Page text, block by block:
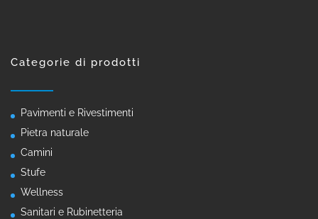
Categorie di prodotti
Pavimenti e Rivestimenti
Pietra naturale
Camini
Stufe
Wellness
Sanitari e Rubinetteria